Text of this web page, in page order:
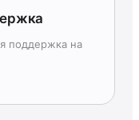
поддержка на